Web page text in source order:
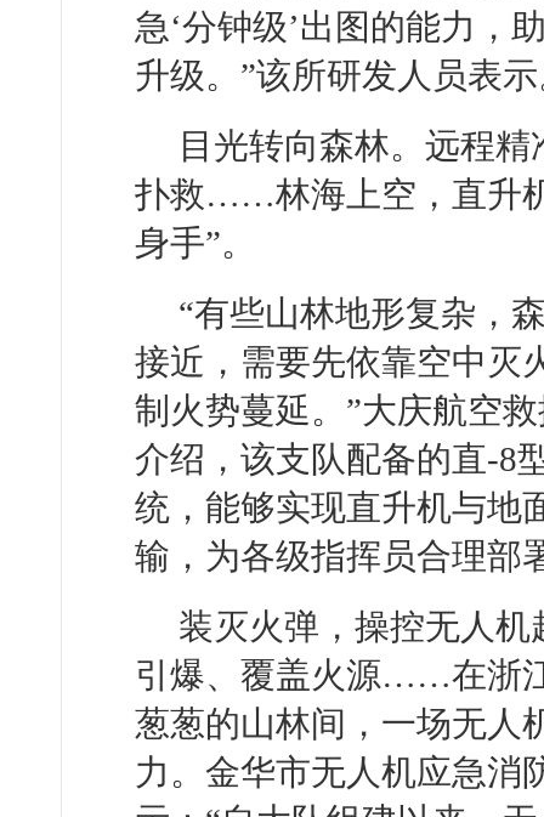
急‘分钟级’出图的能力，
升级。”该所研发人员表
目光转向森林。远程
扑救……林海上空，直升
身手”。
“有些山林地形复杂，
接近，需要先依靠空中灭
制火势蔓延。”大庆航空
介绍，该支队配备的直-8
统，能够实现直升机与地
输，为各级指挥员合理部
装灭火弹，操控无人
引爆、覆盖火源……在浙
葱葱的山林间，一场无人
力。金华市无人机应急消